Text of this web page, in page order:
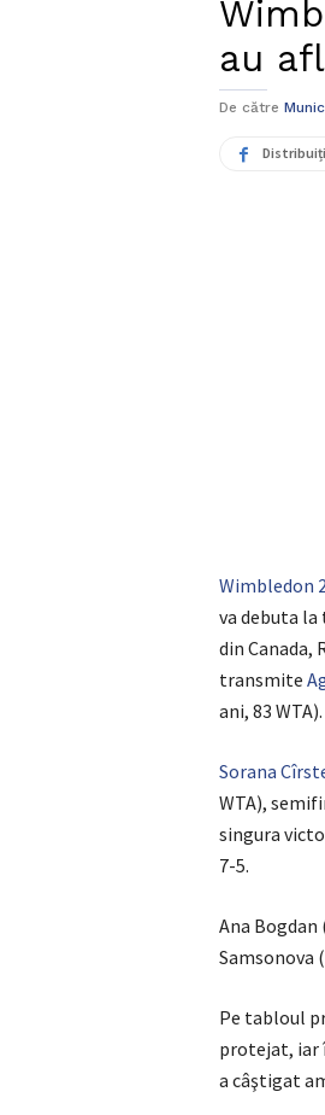
au
De către
Wimbledon
va debuta
din Canada,
transmite
ani, 83 WTA).
Sorana
WTA),
singura
7-5.
Ana Bogdan
Samsonova
Pe tabloul
protejat, iar
a câştigat